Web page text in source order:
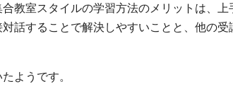
教室スタイルの学習方法のメリットは、上
話することで解決しやすいことと、他の受
ようです。